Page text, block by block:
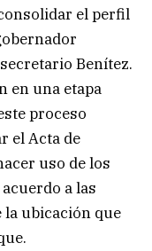
el perfil
Benítez.
en una etapa
proceso
el Acta de
uso de los
a las
la ubicación que